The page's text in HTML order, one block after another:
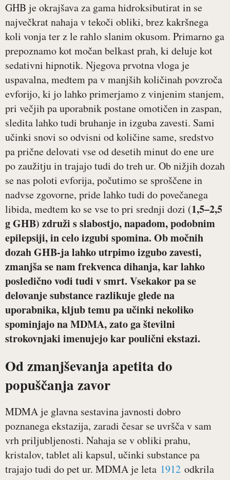
GHB je okrajšava za gama hidroksibutirat in se
največkrat nahaja v tekoči obliki, brez kakršnega
koli vonja ter z le rahlo slanim okusom. Primarno ga
prepoznamo kot močan belkast prah, ki deluje kot
sedativni hipnotik. Njegova prvotna vloga je
uspavalna, medtem pa v manjših količinah povzroča
evforijo, ki jo lahko primerjamo z vinjenim stanjem,
pri večjih pa uporabnik postane omotičen in zaspan,
sledita lahko tudi bruhanje in izguba zavesti. Sami
učinki snovi so odvisni od količine same, sredstvo
pa prične delovati vse od desetih minut do ene ure
po zaužitju in trajajo tudi do treh ur. Ob nižjih dozah
se nas poloti evforija, počutimo se sproščene in
nadvse zgovorne, pride lahko tudi do povečanega
libida, medtem ko se vse to pri srednji dozi (1,5–2,5
g GHB) združi s slabostjo, napadom, podobnim
epilepsiji, in celo izgubi spomina. Ob močnih
dozah GHB-ja lahko utrpimo izgubo zavesti,
zmanjša se nam frekvenca dihanja, kar lahko
posledično vodi tudi v smrt. Vsekakor pa se
delovanje substance razlikuje glede na
uporabnika, kljub temu pa učinki nekoliko
spominjajo na MDMA, zato ga številni
strokovnjaki imenujejo kar poulični ekstazi.
Od zmanjševanja apetita do
popuščanja zavor
MDMA je glavna sestavina javnosti dobro
poznanega ekstazija, zaradi česar se uvršča v sam
vrh priljubljenosti. Nahaja se v obliki prahu,
kristalov, tablet ali kapsul, učinki substance pa
trajajo tudi do pet ur. MDMA je leta 1912 odkrila